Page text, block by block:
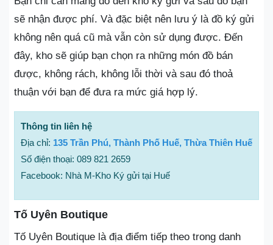
sẽ nhận được phí. Và đặc biệt nên lưu ý là đồ ký gửi
không nên quá cũ mà vẫn còn sử dụng được. Đến
đây, kho sẽ giúp bạn chọn ra những món đồ bán
được, không rách, không lỗi thời và sau đó thoả
thuận với bạn để đưa ra mức giá hợp lý.
Thông tin liên hệ
Địa chỉ: 135 Trần Phú, Thành Phố Huế, Thừa Thiên Huế
Số điện thoại: 089 821 2659
Facebook: Nhà M-Kho Ký gửi tại Huế
Tố Uyên Boutique
Tố Uyên Boutique là địa điểm tiếp theo trong danh